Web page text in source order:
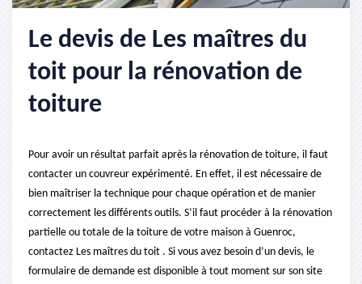
Le devis de Les maîtres du
toit pour la rénovation de
toiture
Pour avoir un résultat parfait après la rénovation de toiture, il faut
contacter un couvreur expérimenté. En effet, il est nécessaire de
bien maîtriser la technique pour chaque opération et de manier
correctement les différents outils. S’il faut procéder à la rénovation
partielle ou totale de la toiture de votre maison à Guenroc,
contactez Les maîtres du toit . Si vous avez besoin d’un devis, le
formulaire de demande est disponible à tout moment sur son site